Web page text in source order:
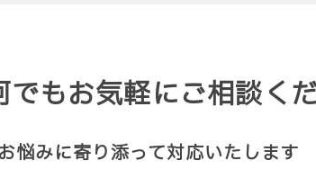
もお気軽にご相談く
悩みに寄り添って対応いたします